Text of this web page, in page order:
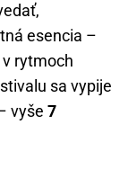
esencia –
rytmoch
sa vypije
vyše 7